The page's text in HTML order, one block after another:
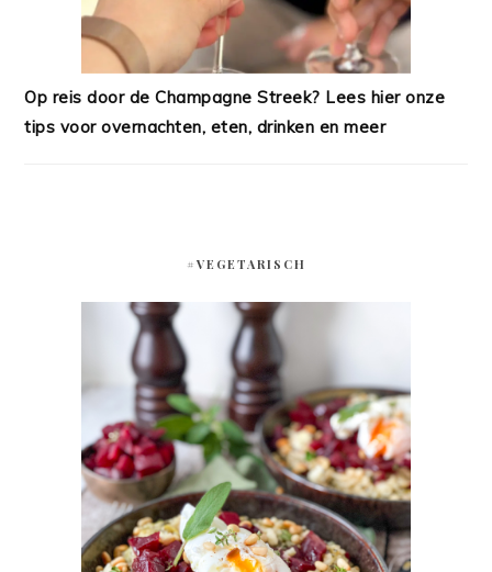
Op reis door de Champagne Streek? Lees hier onze
tips voor overnachten, eten, drinken en meer
#VEGETARISCH